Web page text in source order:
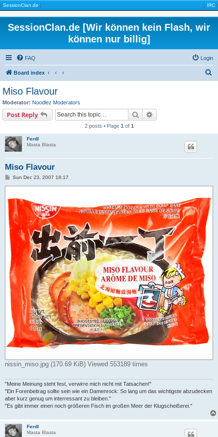
| SessionClan.de | | IRC |
SessionClan.de [Wir können kein Flash, wir
können nur billig]
FAQ Login
Board index
Miso Flavour
Moderator: Noodlez Moderators
Post Reply Search
2 posts • Page 1 of 1
Ferdl
Masta Blasta
Miso Flavour
PSun Dec 23, 2007 18:17
nissin_miso.jpg (170.69 KiB) Viewed 553189 times
"Meine Meinung steht fest, verwirre mich nicht mit Tatsachen!"
"Ein Forenbeitrag sollte sein wie ein Damenrock: So lang um das wichtigste abzudecken
aber kurz genug um interressant zu bleiben."
"Es gibt immer einen noch größeren Fisch im großen Meer der Klugscheißerei."
Ferdl
Masta Blasta